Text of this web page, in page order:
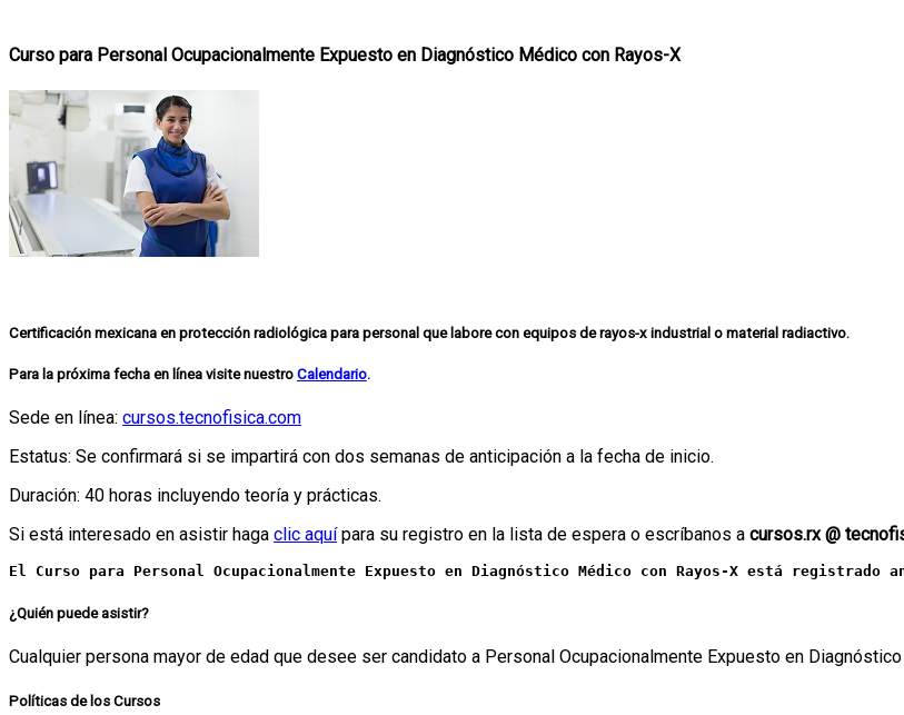
Curso para Personal Ocupacionalmente Expuesto en Diagnóstico Médico con Rayos-X
Certificación mexicana en protección radiológica para personal que labore con equipos de rayos-x industrial o material radiactivo.
Para la próxima fecha en línea visite nuestro Calendario.
Sede en línea: cursos.tecnofisica.com
Estatus: Se confirmará si se impartirá con dos semanas de anticipación a la fecha de inicio.
Duración: 40 horas incluyendo teoría y prácticas.
Si está interesado en asistir haga clic aquípara su registro en la lista de espera o escríbanos a cursos.rx @
El Curso para Personal Ocupacionalmente Expuesto en Diagnóstico Médico con Rayos-X está
¿Quién puede asistir?
Cualquier persona mayor de edad que desee ser candidato a Personal Ocupacionalmente Expuesto en
Políticas de los Cursos